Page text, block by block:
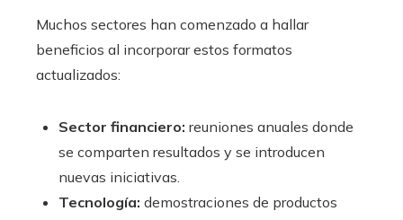
Muchos sectores han comenzado a hallar
beneficios al incorporar estos formatos
actualizados:
Sector financiero: reuniones anuales donde
se comparten resultados y se introducen
nuevas iniciativas.
Tecnología: demostraciones de productos